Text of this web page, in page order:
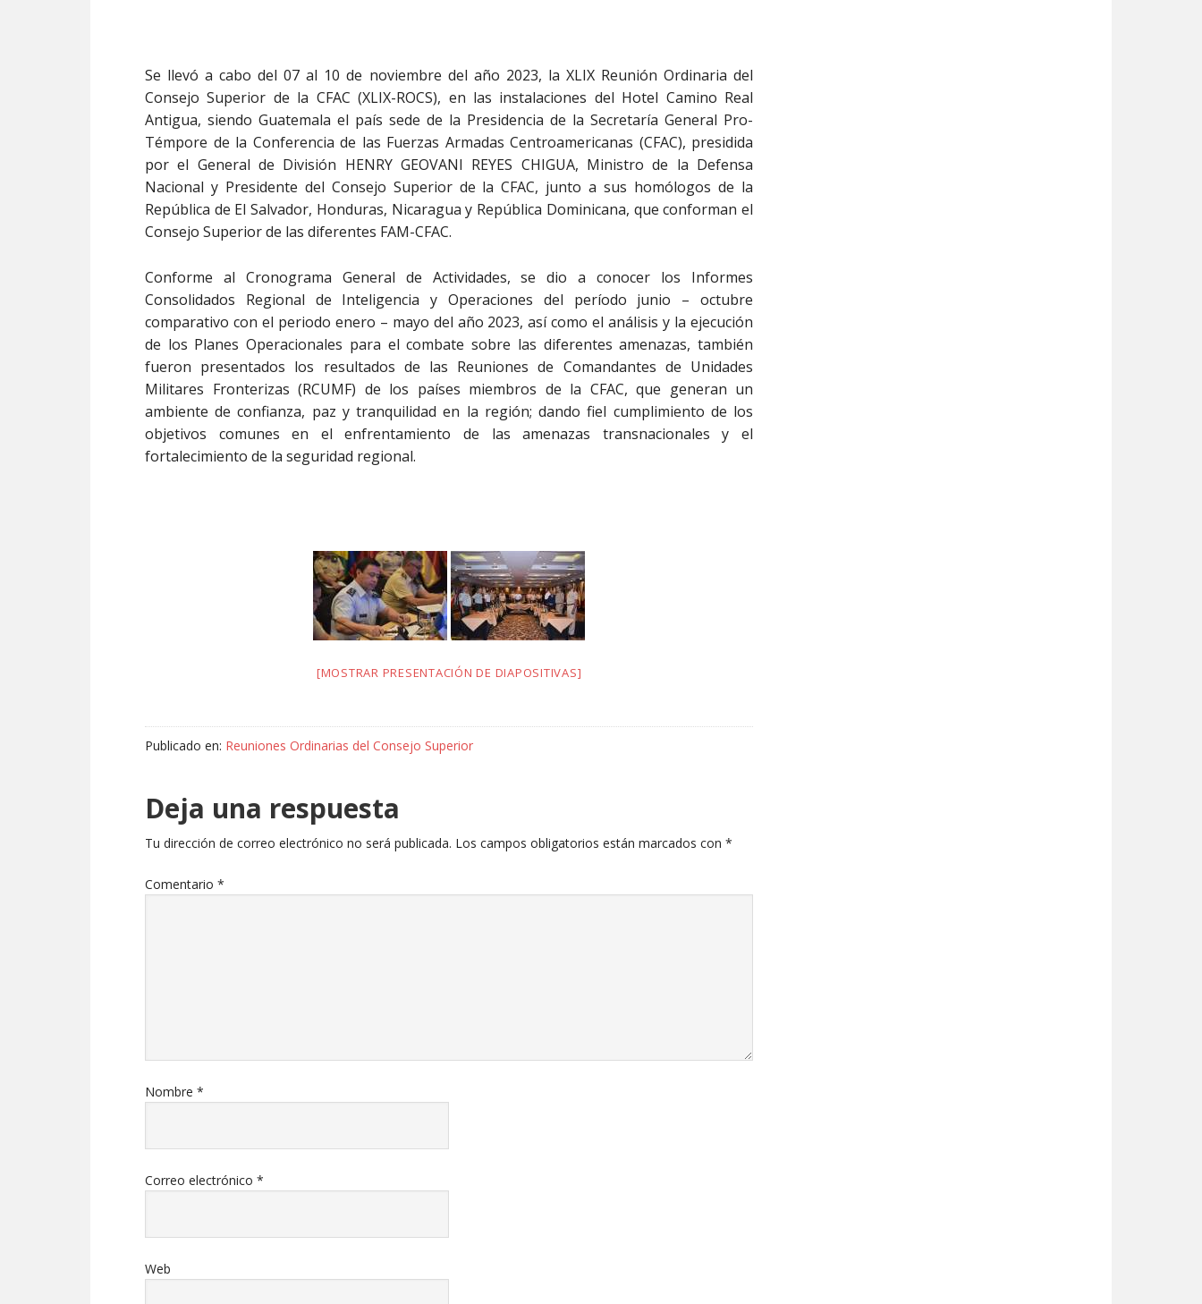
Se llevó a cabo del 07 al 10 de noviembre del año 2023, la XLIX Reunión Ordinaria del
Consejo Superior de la CFAC (XLIX-ROCS), en las instalaciones del Hotel Camino Real
Antigua, siendo Guatemala el país sede de la Presidencia de la Secretaría General Pro-
Témpore de la Conferencia de las Fuerzas Armadas Centroamericanas (CFAC), presidida
por el General de División HENRY GEOVANI REYES CHIGUA, Ministro de la Defensa
Nacional y Presidente del Consejo Superior de la CFAC, junto a sus homólogos de la
República de El Salvador, Honduras, Nicaragua y República Dominicana, que conforman el
Consejo Superior de las diferentes FAM-CFAC.
Conforme al Cronograma General de Actividades, se dio a conocer los Informes
Consolidados Regional de Inteligencia y Operaciones del período junio – octubre
comparativo con el periodo enero – mayo del año 2023, así como el análisis y la ejecución
de los Planes Operacionales para el combate sobre las diferentes amenazas, también
fueron presentados los resultados de las Reuniones de Comandantes de Unidades
Militares Fronterizas (RCUMF) de los países miembros de la CFAC, que generan un
ambiente de confianza, paz y tranquilidad en la región; dando fiel cumplimiento de los
objetivos comunes en el enfrentamiento de las amenazas transnacionales y el
fortalecimiento de la seguridad regional.
[MOSTRAR PRESENTACIÓN DE DIAPOSITIVAS]
Publicado en: Reuniones Ordinarias del Consejo Superior
Deja una respuesta
Tu dirección de correo electrónico no será publicada. Los campos obligatorios están marcados con *
Comentario *
Nombre *
Correo electrónico *
Web